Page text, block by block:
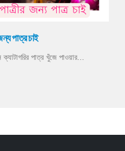
পাত্র চাই
পাত্র খুঁজে পাওয়ার...